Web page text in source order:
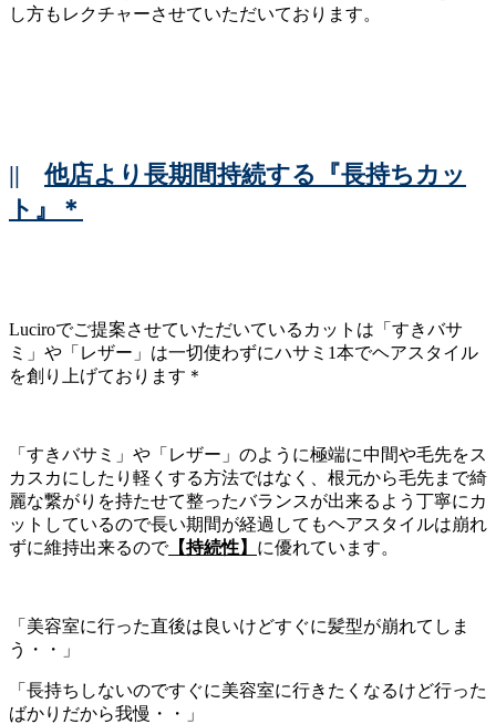
し方もレクチャーさせていただいております。
|| 他店より長期間持続する『長持ちカッ
ト』＊
Luciroでご提案させていただいているカットは「すきバサ
ミ」や「レザー」は一切使わずにハサミ1本でヘアスタイル
を創り上げております＊
「すきバサミ」や「レザー」のように極端に中間や毛先をス
カスカにしたり軽くする方法ではなく、根元から毛先まで綺
麗な繋がりを持たせて整ったバランスが出来るよう丁寧にカ
ットしているので長い期間が経過してもヘアスタイルは崩れ
ずに維持出来るので【持続性】 に優れています。
「美容室に行った直後は良いけどすぐに髪型が崩れてしま
う・・」
「長持ちしないのですぐに美容室に行きたくなるけど行った
ばかりだから我慢・・」